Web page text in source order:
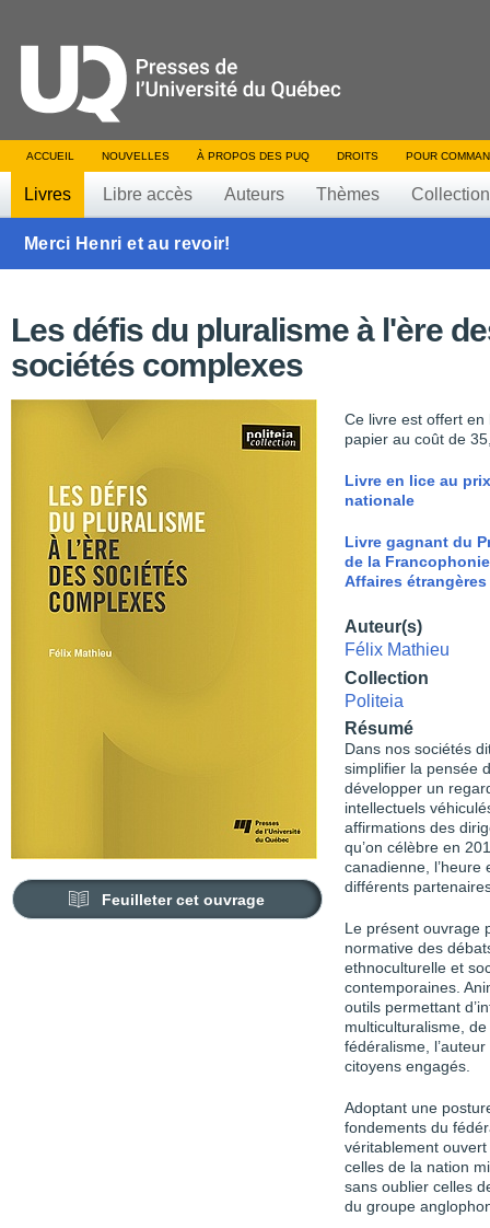
ACCUEIL NOUVELLES À PROPOS DES PUQ DROITS POUR
Livres Libre accès Auteurs Thèmes
Merci Henri et au revoir!
Les défis du pluralisme à l'ère
sociétés complexes
Feuilleter cet ouvrage
Ce livre est offert en
papier au coût de
Livre en lice au
nationale
Livre gagnant du
de la
Affaires étrangères
Auteur(s)
Félix Mathieu
Collection
Politeia
Résumé
Dans nos sociétés
simplifier la pensée
développer un
intellectuels
affirmations des
qu’on célèbre en
canadienne,
différents
Le présent ouvrage
normative des
ethnoculturelle et
contemporaines.
outils permettant
multiculturalisme,
fédéralisme,
citoyens engagés.
Adoptant une
fondements du
véritablement
celles de la nation
sans oublier celles
du groupe